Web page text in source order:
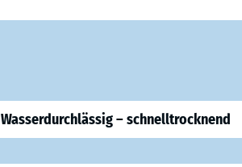
Wasserdurchlässig – schnelltrocknend